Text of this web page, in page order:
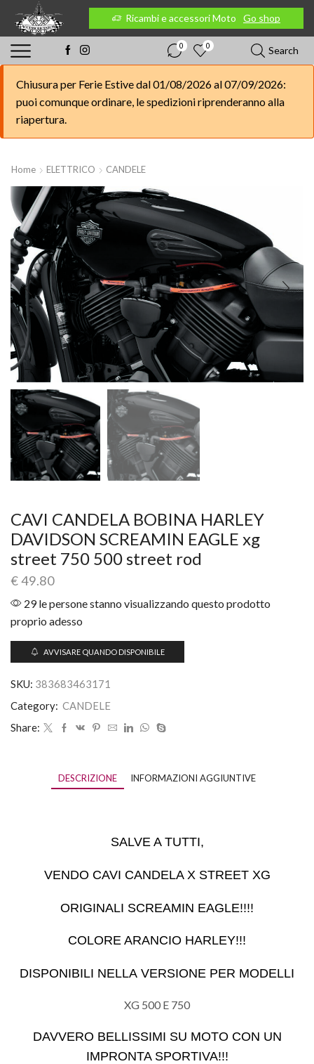
Go shop Ricambi e accessori Moto Go shop
0 0 Search
Chiusura per Ferie Estive dal 01/08/2026 al 07/09/2026:
puoi comunque ordinare, le spedizioni riprenderanno alla
riapertura.
Home ELETTRICO CANDELE
CAVI CANDELA BOBINA HARLEY
DAVIDSON SCREAMIN EAGLE xg
street 750 500 street rod
€49.80
29 le persone stanno visualizzando questo prodotto
proprio adesso
AVVISARE QUANDO DISPONIBILE
SKU: 383683463171
Category: CANDELE
Share:
DESCRIZIONE INFORMAZIONI AGGIUNTIVE
SALVE A TUTTI,
VENDO CAVI CANDELA X STREET XG
ORIGINALI SCREAMIN EAGLE!!!!
COLORE ARANCIO HARLEY!!!
DISPONIBILI NELLA VERSIONE PER MODELLI
XG 500 E 750
DAVVERO BELLISSIMI SU MOTO CON UN
IMPRONTA SPORTIVA!!!